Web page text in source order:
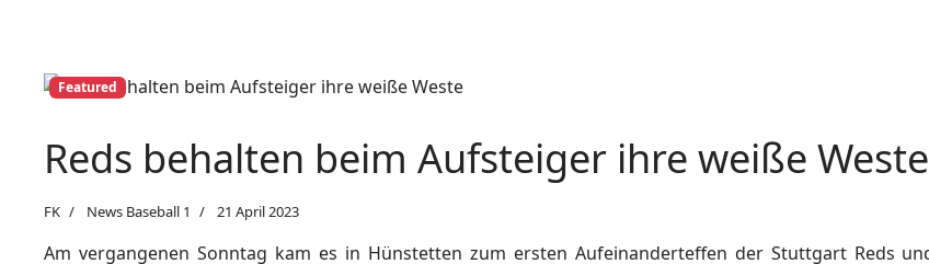
Featured
Reds behalten beim Aufsteiger ihre weiße Weste
FK News Baseball 1 21 April 2023
Am vergangenen Sonntag kam es in Hünstetten zum ersten Aufeinanderteffen der Stuttgart Reds